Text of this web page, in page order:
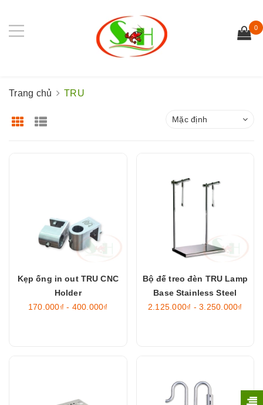
0
Trang chủ TRU
Mặc định
Kẹp ống in out TRU CNC
Holder
170.000₫ - 400.000₫
Bộ đế treo đèn TRU Lamp
Base Stainless Steel
2.125.000₫ - 3.250.000₫